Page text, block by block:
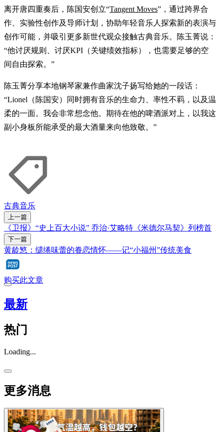
离开唐四重奏后，陈国安创立“Tangent Moves”，通过跨界合
作、实验性创作及导师计划，协助年轻音乐人探索新的表演与
创作可能，并吸引更多新世代观众接触古典音乐。陈玉菁说：
“他讨厌规则、讨厌KPI（关键绩效指标），也需要足够的空
间自由探索。”
陈玉菁分享本地钢琴家兼作曲家沈子扬写给她的一段话：
“Lionel（陈国安）同时拥有音乐的生命力、率性不羁，以及温
柔的一面。我会非常想念他。期待在他的啤酒派对上，以我这
副小身板所能承受的最大酒量来向他致敬。”
古典音乐
上一篇
《卫报》“史上百大小说” 乔治·艾略特《米德尔马契》列榜首
下一篇
黄龄慜：缱绻味蕾的眷恋情怀——记“小福州”传统美食
购买此文章
最新
热门
Loading...
更多消息